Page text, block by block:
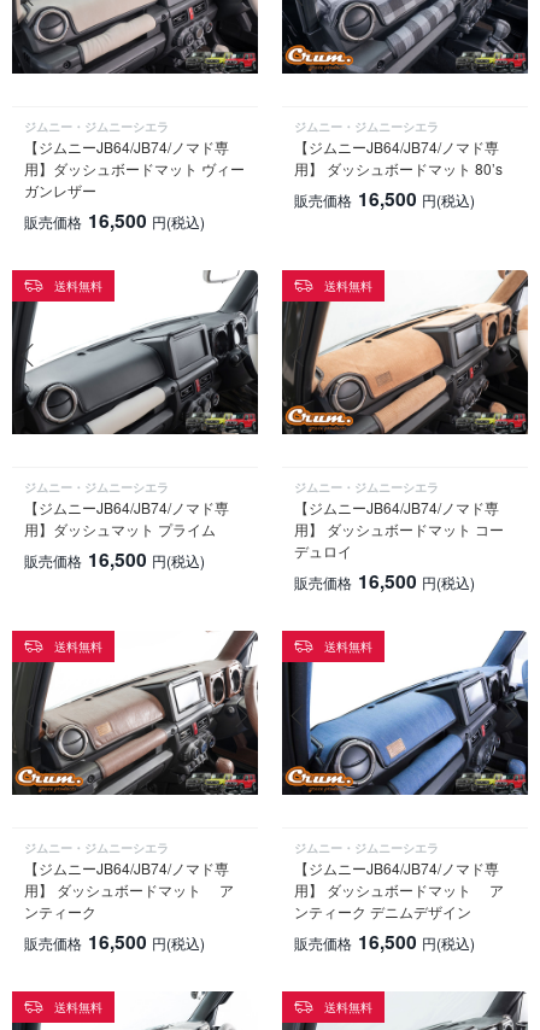
ジムニー・ジムニーシエラ
【ジムニーJB64/JB74/ノマド専
用】ダッシュボードマット ヴィー
ガンレザー
販売価格 16,500 円(税込)
ジムニー・ジムニーシエラ
【ジムニーJB64/JB74/ノマド専
用】 ダッシュボードマット 80’s
販売価格 16,500 円(税込)
送料無料
ジムニー・ジムニーシエラ
【ジムニーJB64/JB74/ノマド専
用】ダッシュマット プライム
販売価格 16,500 円(税込)
送料無料
ジムニー・ジムニーシエラ
【ジムニーJB64/JB74/ノマド専
用】 ダッシュボードマット コー
デュロイ
販売価格 16,500 円(税込)
送料無料
ジムニー・ジムニーシエラ
【ジムニーJB64/JB74/ノマド専
用】 ダッシュボードマット ア
ンティーク
販売価格 16,500 円(税込)
送料無料
ジムニー・ジムニーシエラ
【ジムニーJB64/JB74/ノマド専
用】 ダッシュボードマット ア
ンティーク デニムデザイン
販売価格 16,500 円(税込)
送料無料 送料無料